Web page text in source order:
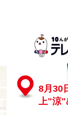
8月30
上"涼"